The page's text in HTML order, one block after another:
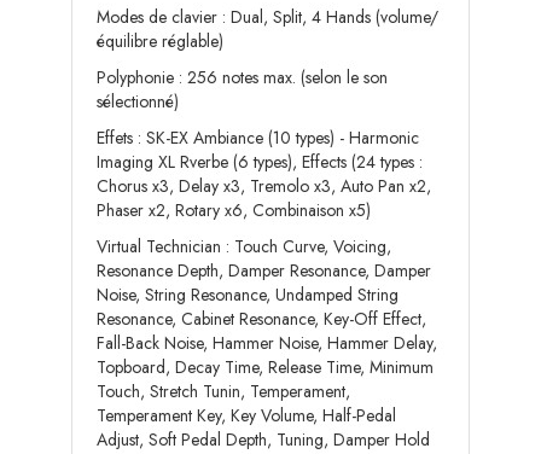
Modes de clavier : Dual, Split, 4 Hands (volume/
équilibre réglable)
Polyphonie : 256 notes max. (selon le son
sélectionné)
Effets : SK-EX Ambiance (10 types) - Harmonic
Imaging XL Rverbe (6 types), Effects (24 types :
Chorus x3, Delay x3, Tremolo x3, Auto Pan x2,
Phaser x2, Rotary x6, Combinaison x5)
Virtual Technician : Touch Curve, Voicing,
Resonance Depth, Damper Resonance, Damper
Noise, String Resonance, Undamped String
Resonance, Cabinet Resonance, Key-Off Effect,
Fall-Back Noise, Hammer Noise, Hammer Delay,
Topboard, Decay Time, Release Time, Minimum
Touch, Stretch Tunin, Temperament,
Temperament Key, Key Volume, Half-Pedal
Adjust, Soft Pedal Depth, Tuning, Damper Hold